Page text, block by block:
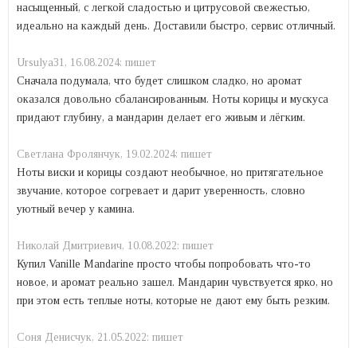
насыщенный, с легкой сладостью и цитрусовой свежестью,
идеально на каждый день. Доставили быстро, сервис отличный.
Ursulya31, 16.08.2024: пишет
Сначала подумала, что будет слишком сладко, но аромат
оказался довольно сбалансированным. Ноты корицы и мускуса
придают глубину, а мандарин делает его живым и лёгким.
Светлана Фролянчук, 19.02.2024: пишет
Ноты виски и корицы создают необычное, но притягательное
звучание, которое согревает и дарит уверенность, словно
уютный вечер у камина.
Николай Дмитриевич, 10.08.2022: пишет
Купил Vanille Mandarine просто чтобы попробовать что-то
новое, и аромат реально зашел. Мандарин чувствуется ярко, но
при этом есть теплые ноты, которые не дают ему быть резким.
Соня Денисчук, 21.05.2022: пишет